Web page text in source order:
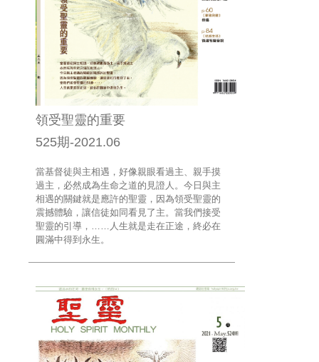
領受聖靈的重要
525期-2021.06
當基督徒與主相遇，好像親眼看過主、親手摸
過主，必然成為生命之道的見證人。今日與主
相遇的關鍵就是應許的聖靈，因為領受聖靈的
震撼體驗，讓信徒如同看見了主。當我們接受
聖靈的引導，……人生就是走在正途，終必在
圓滿中得到永生。